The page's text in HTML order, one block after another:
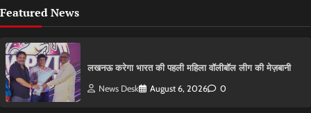
Featured News
लखनऊ करेगा भारत की पहली महिला वॉलीबॉल लीग की मेज़बानी
News Desk August 6, 2026 0